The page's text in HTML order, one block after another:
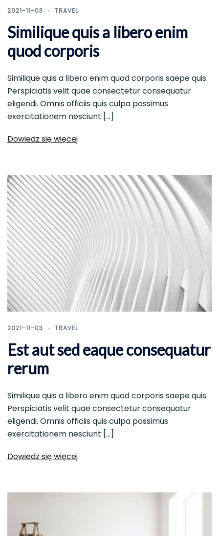
2021-11-03 TRAVEL
Similique quis a libero enim
quod corporis
Similique quis a libero enim quod corporis saepe quis.
Perspiciatis velit quae consectetur consequatur
eligendi. Omnis officiis quis culpa possimus
exercitationem nesciunt […]
Dowiedz się więcej
2021-11-03 TRAVEL
Est aut sed eaque consequatur
rerum
Similique quis a libero enim quod corporis saepe quis.
Perspiciatis velit quae consectetur consequatur
eligendi. Omnis officiis quis culpa possimus
exercitationem nesciunt […]
Dowiedz się więcej